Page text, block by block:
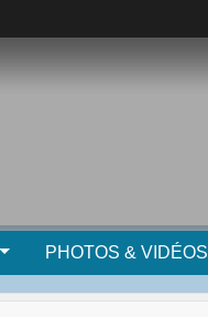
PHOTOS & VIDÉOS